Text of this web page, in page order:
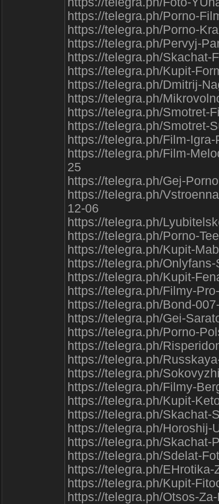
https://telegra.ph/Porno-
https://telegra.ph/Porno-
https://telegra.ph/Pervyj-
https://telegra.ph/Skachat-
https://telegra.ph/Kupit-
https://telegra.ph/Dmitrij-
https://telegra.ph/
https://telegra.ph/Smotret-
https://telegra.ph/Smotret-
https://telegra.ph/Film-
https://telegra.ph/Film-
25
https://telegra.ph/Gej-
https://telegra.ph/
12-06
https://telegra.ph/
https://telegra.ph/Porno-
https://telegra.ph/Kupit-
https://telegra.ph/Onlyfans-
https://telegra.ph/Kupit-
https://telegra.ph/Filmy-
https://telegra.ph/Bond-
https://telegra.ph/Gei-
https://telegra.ph/Porno-
https://telegra.ph/
https://telegra.ph/
https://telegra.ph/
https://telegra.ph/Filmy-
https://telegra.ph/Kupit-
https://telegra.ph/Skachat-
https://telegra.ph/Horoshij-
https://telegra.ph/Skachat-
https://telegra.ph/Sdelat-
https://telegra.ph/
https://telegra.ph/Kupit-
https://telegra.ph/Otsos-